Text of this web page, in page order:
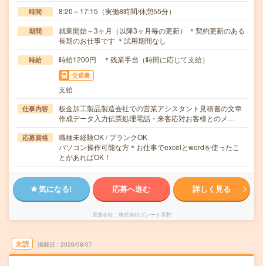
時間 8:20～17:15（実働8時間/休憩55分）
期間
就業開始～3ヶ月（以降3ヶ月毎の更新） ＊契約更新のある
長期のお仕事です ＊試用期間なし
時給 時給1200円 ＊残業手当（時間に応じて支給）
交通費
支給
仕事内容
板金加工製品製造会社での営業アシスタント見積書の文章
作成データ入力伝票処理電話・来客応対お客様とのメ…
応募資格
職種未経験OK / ブランクOK
パソコン操作可能な方＊お仕事でexcelとwordを使ったこ
とがあればOK！
気になる! 応募へ進む 詳しく見る
派遣会社 株式会社グレート長野
未読 掲載日 2026/08/07